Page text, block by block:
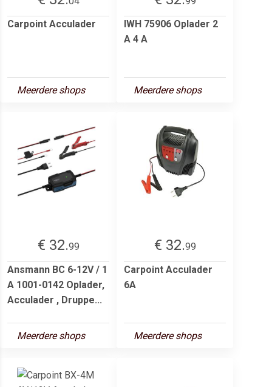
Carpoint Acculader
Meerdere shops
IWH 75906 Oplader 2
A 4 A
Meerdere shops
€ 32.99
Ansmann BC 6-12V / 1
A 1001-0142 Oplader,
Acculader , Druppe...
Meerdere shops
€ 32.99
Carpoint Acculader
6A
Meerdere shops